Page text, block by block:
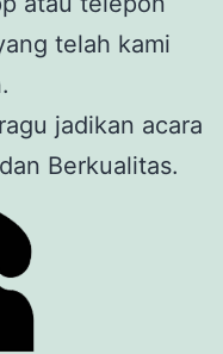
telah kami
jadikan acara
Berkualitas.